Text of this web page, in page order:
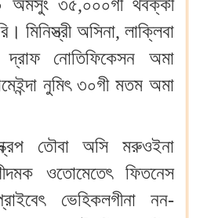
অমসুং ৩৫,০০০গী থবক্কী
মিনিস্ত্রী অসিনা, লাক্লিবা
নোতিফিকেসন অমা
নুমিৎ ৩০গী মতম অমা
তৌবা অসি মরুওইনা
ওতোমেতেৎ ফিতনেস
ভেহিকলগীনা নন-